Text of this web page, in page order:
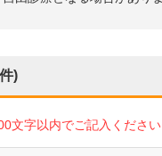
件)
文字以内でご記入ください